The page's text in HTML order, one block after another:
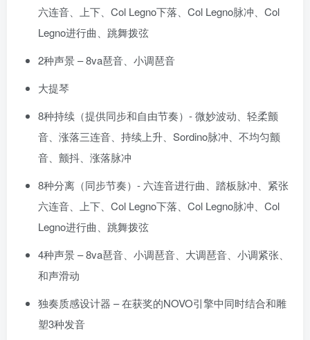
六连音、上下、Col Legno下落、Col Legno脉冲、Col
Legno进行曲、跳舞拨弦
2种声景 – 8va琶音、小调琶音
大提琴
8种持续（提供同步和自由节奏）- 微妙波动、轻柔颤
音、涨落三连音、持续上升、Sordino脉冲、不均匀颤
音、颤抖、涨落脉冲
8种分离（同步节奏）- 六连音进行曲、踏板脉冲、紧张
六连音、上下、Col Legno下落、Col Legno脉冲、Col
Legno进行曲、跳舞拨弦
4种声景 – 8va琶音、小调琶音、大调琶音、小调紧张、
和声滑动
独奏质感设计器 – 在获奖的NOVO引擎中同时结合和雕
塑3种发音